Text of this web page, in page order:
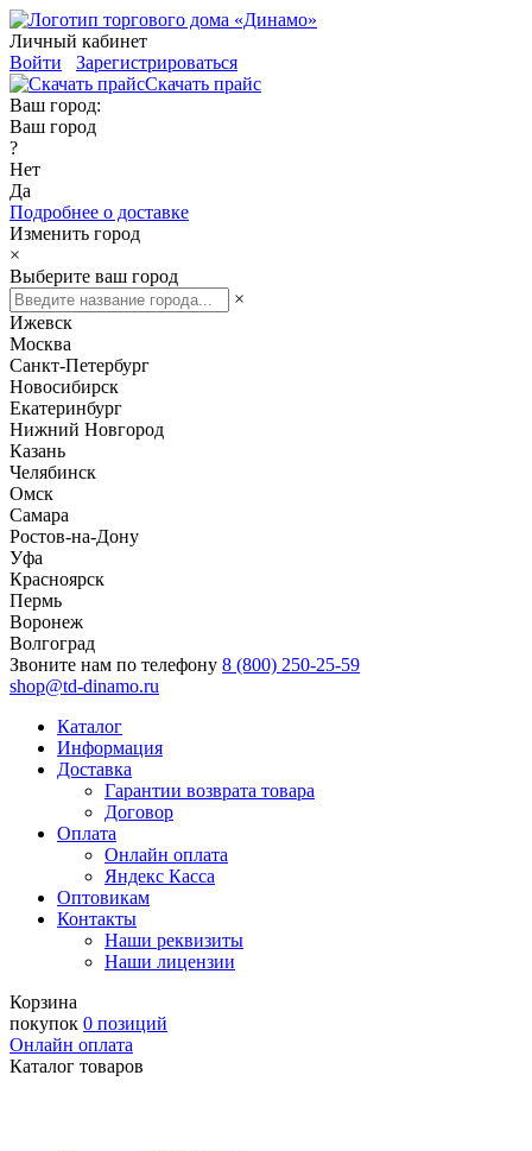
Личный кабинет
Войти
Зарегистрироваться
Скачать прайс
Ваш город:
Ваш город
?
Нет
Да
Подробнее о доставке
Изменить город
×
Выберите ваш город
×
Ижевск
Москва
Санкт-Петербург
Новосибирск
Екатеринбург
Нижний Новгород
Казань
Челябинск
Омск
Самара
Ростов-на-Дону
Уфа
Красноярск
Пермь
Воронеж
Волгоград
Звоните нам по телефону 8 (800) 250-25-59
shop@td-dinamo.ru
Каталог
Информация
Доставка
Гарантии возврата товара
Договор
Оплата
Онлайн оплата
Яндекс Касса
Оптовикам
Контакты
Наши реквизиты
Наши лицензии
Корзина
покупок 0 позиций
Онлайн оплата
Каталог товаров